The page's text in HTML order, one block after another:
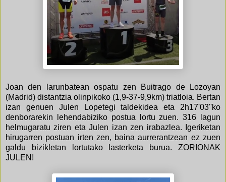
Joan den larunbatean ospatu zen Buitrago de Lozoyan
(Madrid) distantzia olinpikoko (1,9-37-9,9km) triatloia. Bertan
izan genuen Julen Lopetegi taldekidea eta 2h17'03''ko
denborarekin lehendabiziko postua lortu zuen. 316 lagun
helmugaratu ziren eta Julen izan zen irabazlea. Igeriketan
hirugarren postuan irten zen, baina aurrerantzean ez zuen
galdu bizikletan lortutako lasterketa burua. ZORIONAK
JULEN!